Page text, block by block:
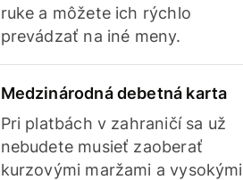
ruke a môžete ich rýchlo
prevádzať na iné meny.
Medzinárodná debetná karta
Pri platbách v zahraničí sa už
nebudete musieť zaoberať
kurzovými maržami a vysokými